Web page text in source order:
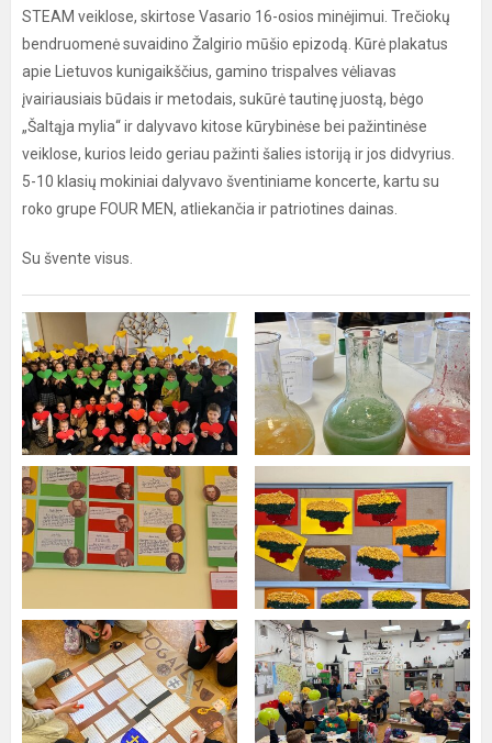
STEAM veiklose, skirtose Vasario 16-osios minėjimui. Trečiokų
bendruomenė suvaidino Žalgirio mūšio epizodą. Kūrė plakatus
apie Lietuvos kunigaikščius, gamino trispalves vėliavas
įvairiausiais būdais ir metodais, sukūrė tautinę juostą, bėgo
„Šaltąja mylia“ ir dalyvavo kitose kūrybinėse bei pažintinėse
veiklose, kurios leido geriau pažinti šalies istoriją ir jos didvyrius.
5-10 klasių mokiniai dalyvavo šventiniame koncerte, kartu su
roko grupe FOUR MEN, atliekančia ir patriotines dainas.
Su švente visus.